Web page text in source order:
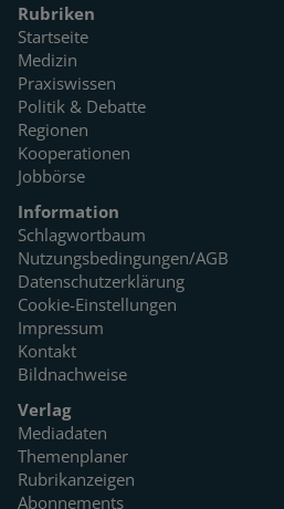
Rubriken
Startseite
Medizin
Praxiswissen
Politik & Debatte
Regionen
Kooperationen
Jobbörse
Information
Schlagwortbaum
Nutzungsbedingungen/AGB
Datenschutzerklärung
Cookie-Einstellungen
Impressum
Kontakt
Bildnachweise
Verlag
Mediadaten
Themenplaner
Rubrikanzeigen
Abonnements